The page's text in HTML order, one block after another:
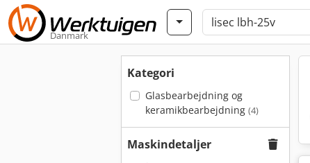
Danmark
Kategori
Glasbearbejdning og
keramikbearbejdning (4)
Maskindetaljer